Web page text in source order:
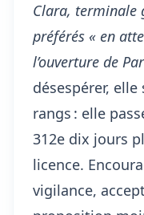
Clara, terminale
préférés « en
l’ouverture de
désespérer,
rangs : elle
312e dix jours
licence.
vigilance,